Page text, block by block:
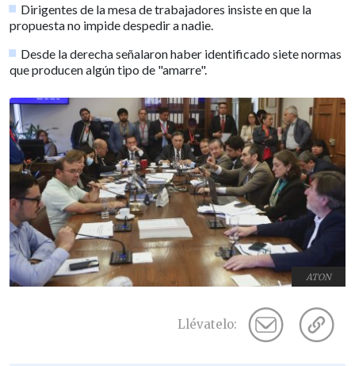
Dirigentes de la mesa de trabajadores insiste en que la
propuesta no impide despedir a nadie.
Desde la derecha señalaron haber identificado siete normas
que producen algún tipo de "amarre".
ATON
Llévatelo: